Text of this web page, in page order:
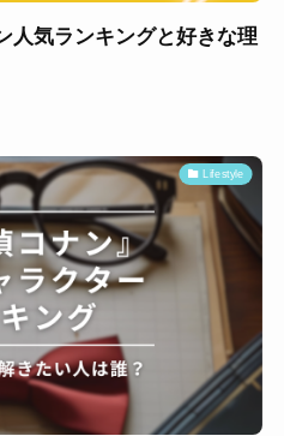
人気ランキングと好きな理
Lifestyle